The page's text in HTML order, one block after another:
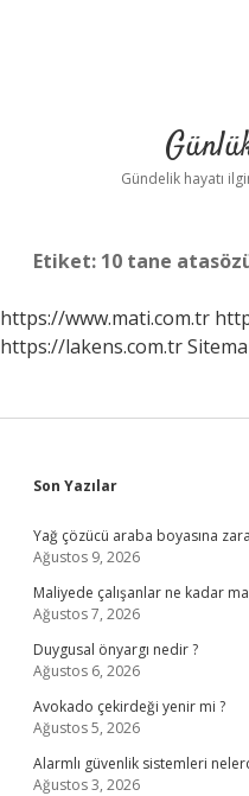
Gündelik hayatı
Etiket: 10 tane
https://www.mati.com.tr
https://lakens.com.tr
Sidebar
Son Yazılar
Yağ çözücü araba boyasına
Ağustos 9, 2026
Maliyede çalışanlar ne kadar
Ağustos 7, 2026
Duygusal önyargı nedir ?
Ağustos 6, 2026
Avokado çekirdeği yenir mi ?
Ağustos 5, 2026
Alarmlı güvenlik sistemleri
Ağustos 3, 2026